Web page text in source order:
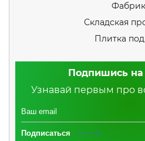
Складская
Плитка под
Подпишись на
Узнавай первым про
Подписаться